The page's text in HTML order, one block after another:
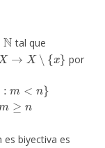
N
tal que
X∖{x}
por
,m≥ n
biyectiva es